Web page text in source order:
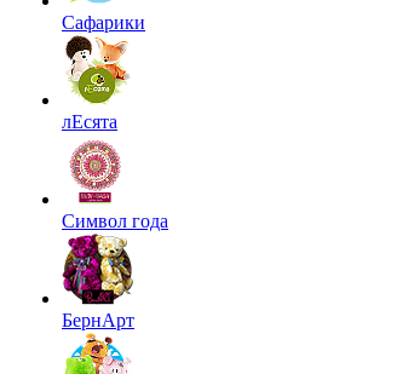
Сафарики
лЕсята
Символ года
БернАрт